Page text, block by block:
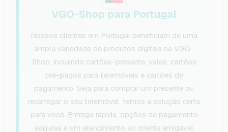
VGO-Shop para Portugal
Nossos clientes em Portugal beneficiam de uma
ampla variedade de produtos digitais na VGO-
Shop, incluindo cartões-presente, vales, cartões
pré-pagos para telemóveis e cartões de
pagamento. Seja para comprar um presente ou
recarregar o seu telemóvel, temos a solução certa
para você. Entrega rápida, opções de pagamento
seguras e um atendimento ao cliente amigável